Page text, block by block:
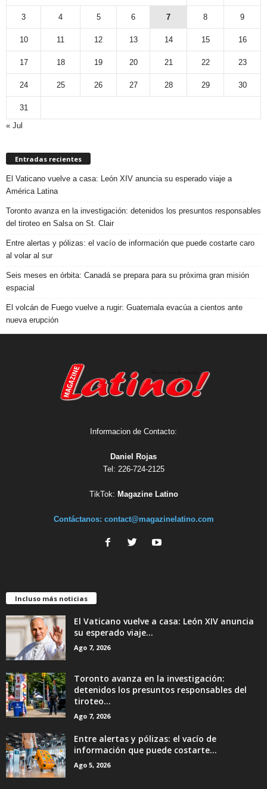
3 4 5 6 7 8 9
10 11 12 13 14 15 16
17 18 19 20 21 22 23
24 25 26 27 28 29 30
31
« Jul
Entradas recientes
El Vaticano vuelve a casa: León XIV anuncia su esperado viaje a
América Latina
Toronto avanza en la investigación: detenidos los presuntos responsables
del tiroteo en Salsa on St. Clair
Entre alertas y pólizas: el vacío de información que puede costarte caro
al volar al sur
Seis meses en órbita: Canadá se prepara para su próxima gran misión
espacial
El volcán de Fuego vuelve a rugir: Guatemala evacúa a cientos ante
nueva erupción
Informacion de Contacto:
Daniel Rojas
Tel: 226-724-2125
TikTok: Magazine Latino
Contáctanos: contact@magazinelatino.com
Incluso más noticias
El Vaticano vuelve a casa: León XIV anuncia
su esperado viaje...
Ago 7, 2026
Toronto avanza en la investigación:
detenidos los presuntos responsables del
tiroteo...
Ago 7, 2026
Entre alertas y pólizas: el vacío de
información que puede costarte...
Ago 5, 2026